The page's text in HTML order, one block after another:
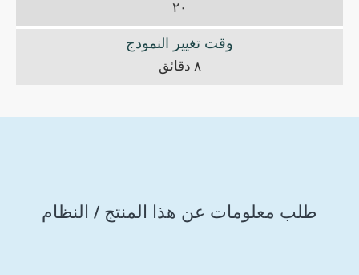
٢٠
وقت تغيير النمودج
٨ دقائق
طلب معلومات عن هذا المنتج / النظام